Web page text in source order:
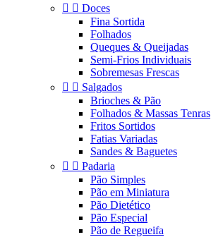
  Doces
Fina Sortida
Folhados
Queques & Queijadas
Semi-Frios Individuais
Sobremesas Frescas
  Salgados
Brioches & Pão
Folhados & Massas Tenras
Fritos Sortidos
Fatias Variadas
Sandes & Baguetes
  Padaria
Pão Simples
Pão em Miniatura
Pão Dietético
Pão Especial
Pão de Regueifa